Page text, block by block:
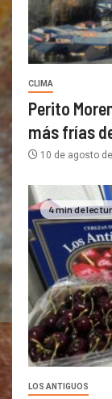
CLIMA
Perito
más frías
10 de agosto
4 min de
LOS ANTIGUOS